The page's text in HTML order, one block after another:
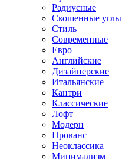
Радиусные
Скошенные углы
Стиль
Современные
Евро
Английские
Дизайнерские
Итальянские
Кантри
Классические
Лофт
Модерн
Прованс
Неоклассика
Минимализм